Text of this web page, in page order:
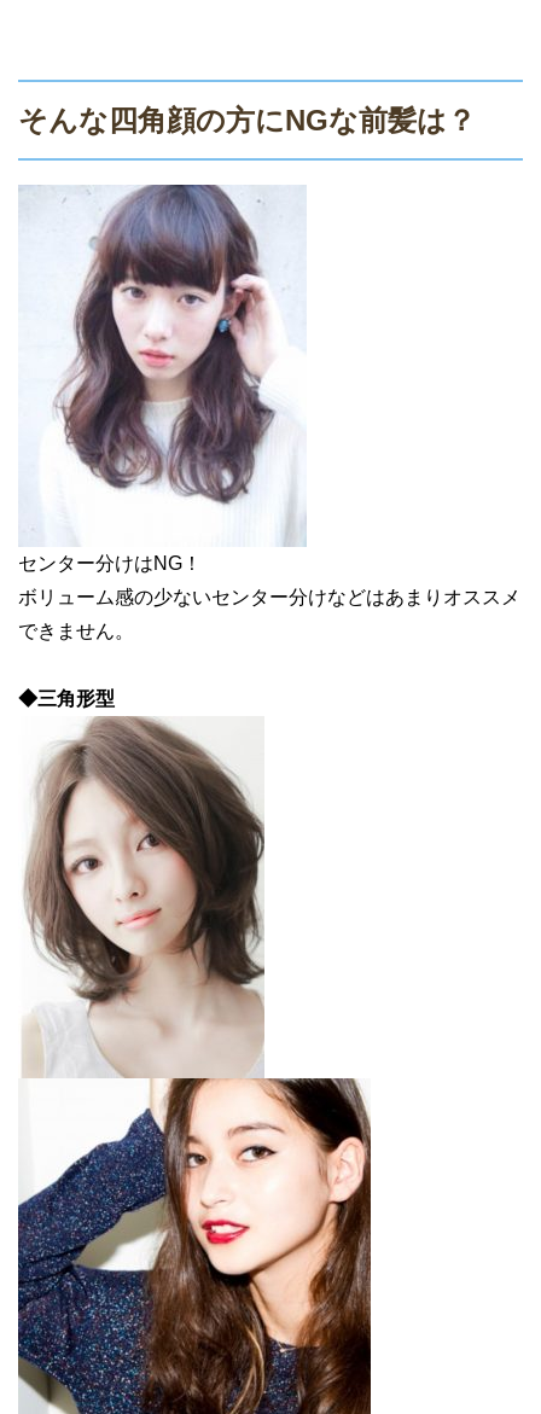
そんな四角顔の方にNGな前髪は？
センター分けはNG！
ボリューム感の少ないセンター分けなどはあまりオススメ
できません。
◆三角形型